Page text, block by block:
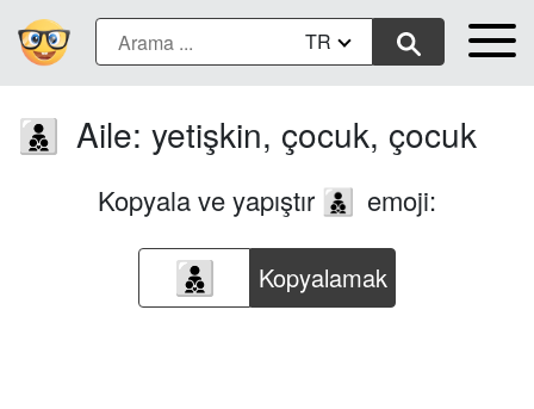
TR
🧑‍🧒‍🧒 Aile: yetişkin, çocuk, çocuk
Kopyala ve yapıştır 🧑‍🧒‍🧒 emoji:
Kopyalamak